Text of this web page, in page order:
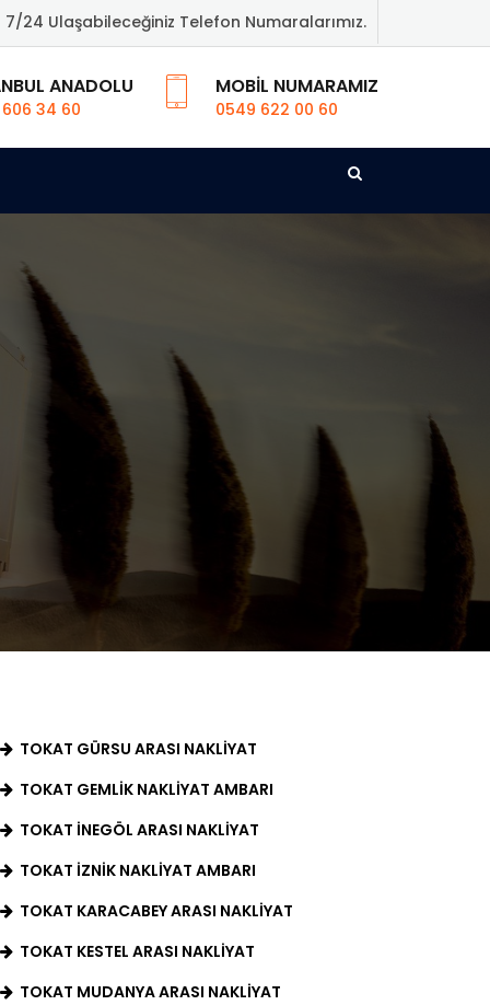
7/24 Ulaşabileceğiniz Telefon Numaralarımız.
ANADOLU
606 34 60
MOBIL NUMARAMIZ
0549 622 00 60
TOKAT GÜRSU ARASI NAKLIYAT
TOKAT GEMLIK NAKLIYAT AMBARI
TOKAT İNEGÖL ARASI NAKLIYAT
TOKAT İZNIK NAKLIYAT AMBARI
TOKAT KARACABEY ARASI NAKLIYAT
TOKAT KESTEL ARASI NAKLIYAT
TOKAT MUDANYA ARASI NAKLIYAT